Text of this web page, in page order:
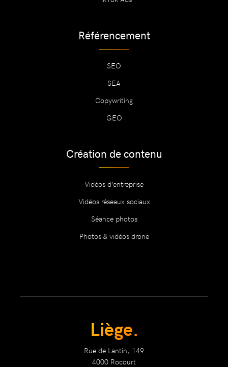
Référencement
SEO
SEA
Copywriting
GEO
Création de contenu
Vidéos d’entreprise
Vidéos réseaux sociaux
Séance photos
Photos & vidéos drone
Liège.
Rue de Lantin, 149
4000 Rocourt